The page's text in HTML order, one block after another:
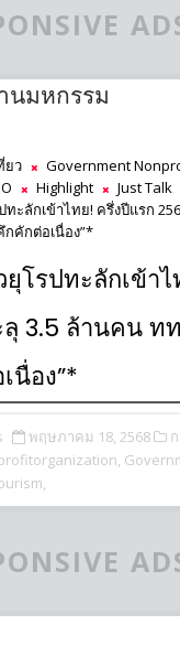
นมหกรรม
ยว
Government
Highlight Just Talk
ทะลักเข้าไทย! ครึ่งปีแรก
คักต่อเนื่อง”*
โรปทะลักเข้า
3.5 ล้านคน ท
นื่อง”*
พฤษภาคม 18, 2568